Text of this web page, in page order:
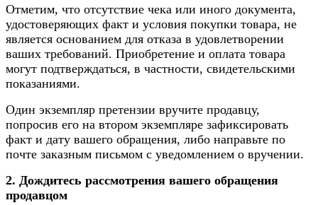
Отметим, что отсутствие чека или иного документа,
удостоверяющих факт и условия покупки товара, не
является основанием для отказа в удовлетворении
ваших требований. Приобретение и оплата товара
могут подтверждаться, в частности, свидетельскими
показаниями.
Один экземпляр претензии вручите продавцу,
попросив его на втором экземпляре зафиксировать
факт и дату вашего обращения, либо направьте по
почте заказным письмом с уведомлением о вручении.
2. Дождитесь рассмотрения вашего обращения
продавцом